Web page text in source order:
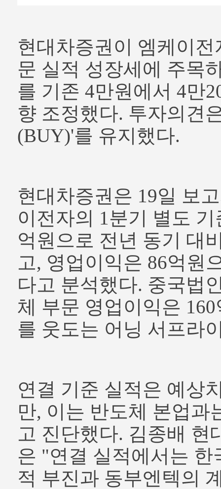
현대차증권이 엠케이
문 실적 성장세에 주목
를 기존 4만원에서 4만
향 조정했다. 투자의견
(BUY)'를 유지했다.
현대차증권은 19일 보
이전자의 1분기 별도
억원으로 전년 동기 대
고, 영업이익은 86억원
다고 분석했다. 중국법
체 부문 영업이익은
를 웃도는 어닝 서프라
연결 기준 실적은 예상
만, 이는 반도체 본업과
고 진단했다. 김종배 현
은 "연결 실적에서는 한
적 부진과 동부엔텍의